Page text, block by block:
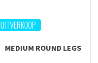
UITVERKOOP
MEDIUM ROUND LEGS